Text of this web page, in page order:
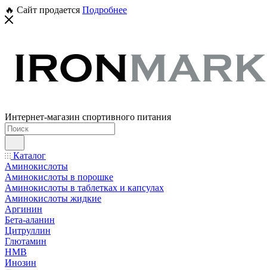
🔥 Сайт продается Подробнее
Интернет-магазин спортивного питания
Каталог
Аминокислоты
Аминокислоты в порошке
Аминокислоты в таблетках и капсулах
Аминокислоты жидкие
Аргинин
Бета-аланин
Цитруллин
Глютамин
HMB
Инозин